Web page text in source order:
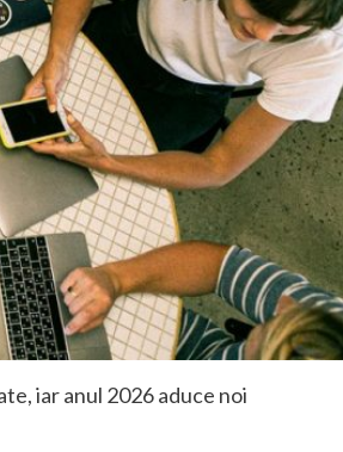
iar anul 2026 aduce noi